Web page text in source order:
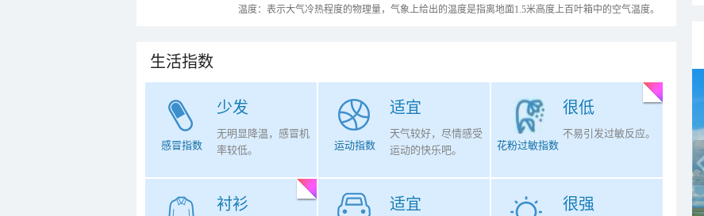
温度：表示大气冷热程度的物理量，气象上给出的温度是指离地面1.5米高度上百叶箱中的空气温度。
生活指数
少发
感冒指数
无明显降温，感冒机
率较低。
适宜
运动指数
天气较好，尽情感受
运动的快乐吧。
很低
花粉过敏指数
不易引发过敏反应。
衬衫 适宜 很强